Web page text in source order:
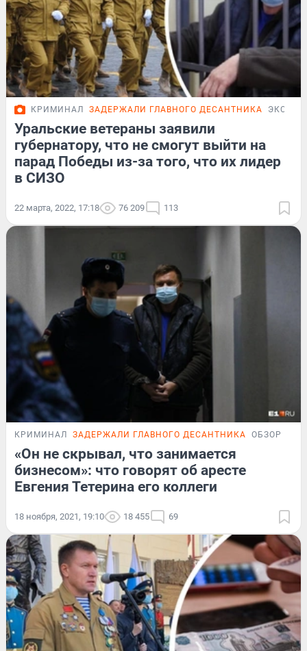
КРИМИНАЛ ЗАДЕРЖАЛИ ГЛАВНОГО ДЕСАНТНИКА
Уральские ветераны заявили
губернатору, что не смогут выйти на
парад Победы из-за того, что их лидер
в СИЗО
22 марта, 2022, 17:18 76 209 113
КРИМИНАЛ ЗАДЕРЖАЛИ ГЛАВНОГО ДЕСАНТНИКА ОБЗОР
«Он не скрывал, что занимается
бизнесом»: что говорят об аресте
Евгения Тетерина его коллеги
18 ноября, 2021, 19:10 18 455 69